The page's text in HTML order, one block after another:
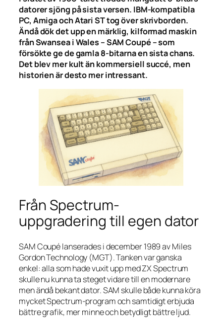
datorer sjöng på sista versen. IBM-kompatibla
PC, Amiga och Atari ST tog över skrivborden.
Ändå dök det upp en märklig, kilformad maskin
från Swansea i Wales – SAM Coupé – som
försökte ge de gamla 8-bitarna en sista chans.
Det blev mer kult än kommersiell succé, men
historien är desto mer intressant.
Från Spectrum-
uppgradering till egen dator
SAM Coupé lanserades i december 1989 av Miles
Gordon Technology (MGT). Tanken var ganska
enkel: alla som hade vuxit upp med ZX Spectrum
skulle nu kunna ta steget vidare till en modernare
men ändå bekant dator. SAM skulle både kunna köra
mycket Spectrum-program och samtidigt erbjuda
bättre grafik, mer minne och betydligt bättre ljud.